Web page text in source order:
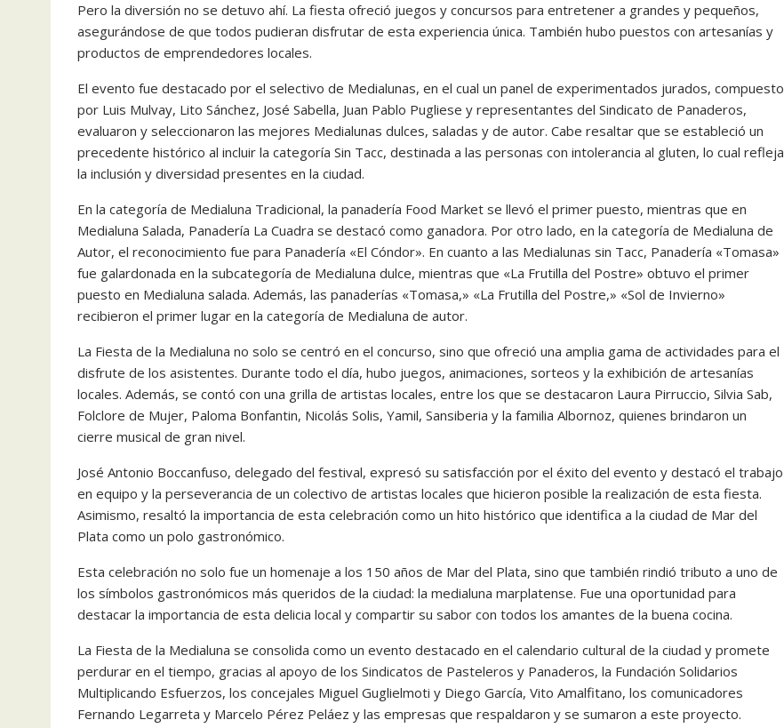
Pero la diversión no se detuvo ahí. La fiesta ofreció juegos y concursos para entretener a grandes y pequeños,
asegurándose de que todos pudieran disfrutar de esta experiencia única. También hubo puestos con artesanías y
productos de emprendedores locales.
El evento fue destacado por el selectivo de Medialunas, en el cual un panel de experimentados jurados, compuesto
por Luis Mulvay, Lito Sánchez, José Sabella, Juan Pablo Pugliese y representantes del Sindicato de Panaderos,
evaluaron y seleccionaron las mejores Medialunas dulces, saladas y de autor. Cabe resaltar que se estableció un
precedente histórico al incluir la categoría Sin Tacc, destinada a las personas con intolerancia al gluten, lo cual refleja
la inclusión y diversidad presentes en la ciudad.
En la categoría de Medialuna Tradicional, la panadería Food Market se llevó el primer puesto, mientras que en
Medialuna Salada, Panadería La Cuadra se destacó como ganadora. Por otro lado, en la categoría de Medialuna de
Autor, el reconocimiento fue para Panadería «El Cóndor». En cuanto a las Medialunas sin Tacc, Panadería «Tomasa»
fue galardonada en la subcategoría de Medialuna dulce, mientras que «La Frutilla del Postre» obtuvo el primer
puesto en Medialuna salada. Además, las panaderías «Tomasa,» «La Frutilla del Postre,» «Sol de Invierno»
recibieron el primer lugar en la categoría de Medialuna de autor.
La Fiesta de la Medialuna no solo se centró en el concurso, sino que ofreció una amplia gama de actividades para el
disfrute de los asistentes. Durante todo el día, hubo juegos, animaciones, sorteos y la exhibición de artesanías
locales. Además, se contó con una grilla de artistas locales, entre los que se destacaron Laura Pirruccio, Silvia Sab,
Folclore de Mujer, Paloma Bonfantin, Nicolás Solis, Yamil, Sansiberia y la familia Albornoz, quienes brindaron un
cierre musical de gran nivel.
José Antonio Boccanfuso, delegado del festival, expresó su satisfacción por el éxito del evento y destacó el trabajo
en equipo y la perseverancia de un colectivo de artistas locales que hicieron posible la realización de esta fiesta.
Asimismo, resaltó la importancia de esta celebración como un hito histórico que identifica a la ciudad de Mar del
Plata como un polo gastronómico.
Esta celebración no solo fue un homenaje a los 150 años de Mar del Plata, sino que también rindió tributo a uno de
los símbolos gastronómicos más queridos de la ciudad: la medialuna marplatense. Fue una oportunidad para
destacar la importancia de esta delicia local y compartir su sabor con todos los amantes de la buena cocina.
La Fiesta de la Medialuna se consolida como un evento destacado en el calendario cultural de la ciudad y promete
perdurar en el tiempo, gracias al apoyo de los Sindicatos de Pasteleros y Panaderos, la Fundación Solidarios
Multiplicando Esfuerzos, los concejales Miguel Guglielmoti y Diego García, Vito Amalfitano, los comunicadores
Fernando Legarreta y Marcelo Pérez Peláez y las empresas que respaldaron y se sumaron a este proyecto.